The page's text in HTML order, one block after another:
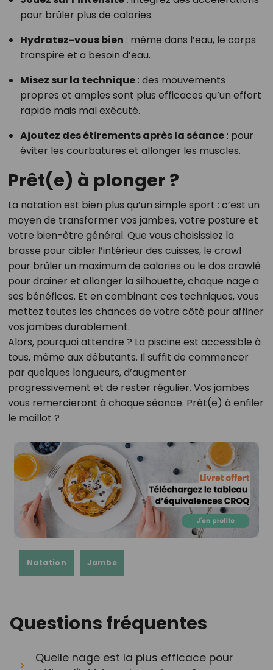
pour brûler plus de calories.
Hydratez-vous bien : même dans l’eau, le corps
transpire et a besoin d’eau.
Misez sur la technique: des mouvements
propres et amples sont plus efficaces qu’un effort
rapide mais mal exécuté.
Ajoutez des étirements après la séance: pour
éviter les courbatures et allonger les muscles.
Prêt(e) à plonger ?
La natation est bien plus qu’un simple sport : c’est un
moyen de transformer vos jambes, votre posture et
votre bien-être général. Que vous choisissiez la
brasse pour cibler l’intérieur des cuisses, le crawl
pour brûler un maximum de calories ou le dos crawlé
pour drainer et allonger la silhouette, chaque nage a
ses bénéfices. Et en combinant ces techniques, vous
mettez toutes les chances de votre côté pour affiner
vos jambes durablement.
Alors, pourquoi attendre ? La piscine est accessible à
tous, même aux débutants. Il suffit de commencer
par quelques longueurs, d’augmenter
progressivement et de rester régulier. Vos jambes
vous remercieront à chaque séance. Prêt(e) à enfiler
le maillot ?
Natation Jambe
Questions fréquentes
Quelle nage est la plus efficace pour